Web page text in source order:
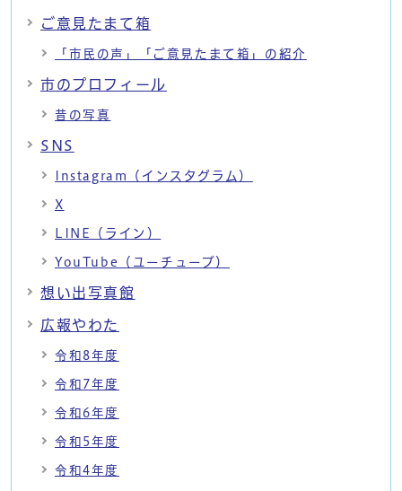
ご意見たまて箱
「市民の声」「ご意見たまて箱」の紹介
市のプロフィール
昔の写真
SNS
Instagram（インスタグラム）
X
LINE（ライン）
YouTube（ユーチューブ）
想い出写真館
広報やわた
令和8年度
令和7年度
令和6年度
令和5年度
令和4年度